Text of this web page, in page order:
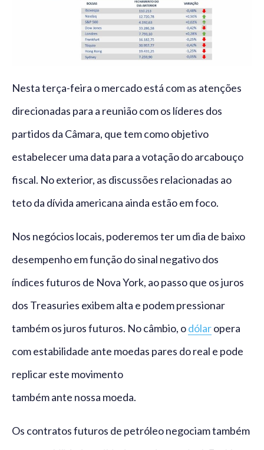
Nesta terça-feira o mercado está com as atenções
direcionadas para a reunião com os líderes dos
partidos da Câmara, que tem como objetivo
estabelecer uma data para a votação do arcabouço
fiscal. No exterior, as discussões relacionadas ao
teto da dívida americana ainda estão em foco.
Nos negócios locais, poderemos ter um dia de baixo
desempenho em função do sinal negativo dos
índices futuros de Nova York, ao passo que os juros
dos Treasuries exibem alta e podem pressionar
também os juros futuros. No câmbio, odólaropera
com estabilidade ante moedas pares do real e pode
replicar este movimento
também ante nossa moeda.
Os contratos futuros de petróleo negociam também